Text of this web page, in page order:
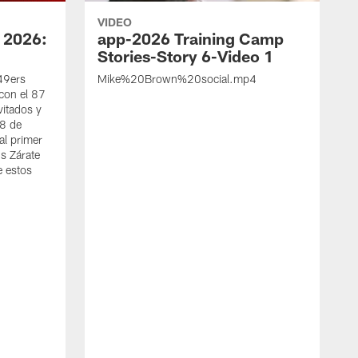
el 87
y
de
primer
Zárate
estos
VIDEO
app-2026 Training Camp
Stories-Story 6-Video 1
Mike%20Brown%20social.mp4